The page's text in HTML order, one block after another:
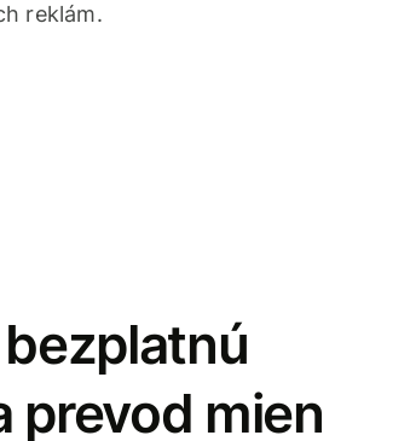
reklám.
prevod mien